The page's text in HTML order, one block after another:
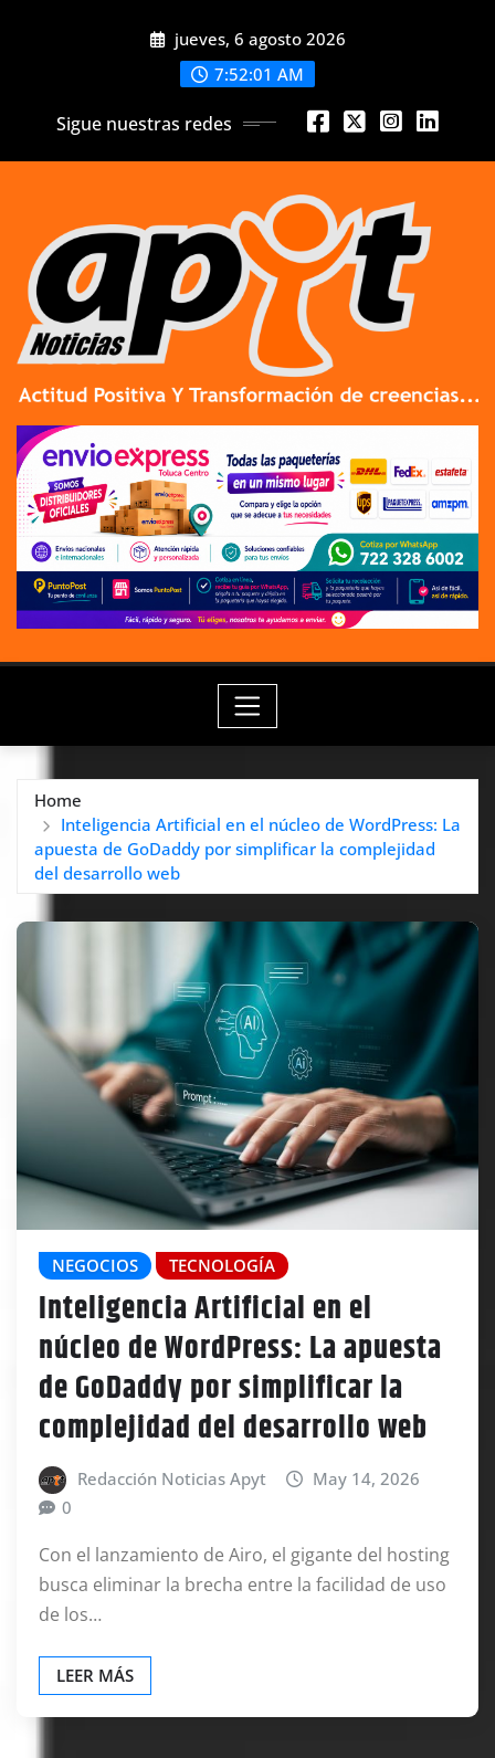
jueves, 6 agosto 2026
7:52:02 AM
Sigue nuestras redes
Home
Inteligencia Artificial en el núcleo de WordPress: La
apuesta de GoDaddy por simplificar la complejidad
del desarrollo web
NEGOCIOS TECNOLOGÍA
Inteligencia Artificial en el
núcleo de WordPress: La apuesta
de GoDaddy por simplificar la
complejidad del desarrollo web
Redacción Noticias Apyt
May 14, 2026
0
Con el lanzamiento de Airo, el gigante del hosting
busca eliminar la brecha entre la facilidad de uso
de los…
LEER MÁS